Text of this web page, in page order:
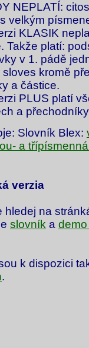
NEPLATÍ:
velkým
KLASIK
Takže platí:
v 1. pádě
sloves kromě
a částice.
PLUS platí
a
Slovník Blex:
a
verzia
hledej na
slovník a
k dispozici
.